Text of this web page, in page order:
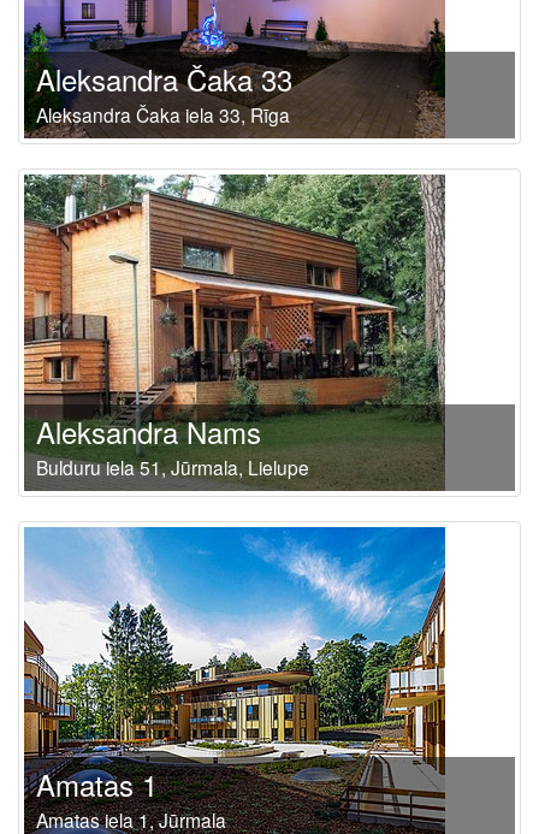
Aleksandra Čaka 33
Aleksandra Čaka iela 33, Rīga
Aleksandra Nams
Bulduru iela 51, Jūrmala, Lielupe
Amatas 1
Amatas iela 1, Jūrmala